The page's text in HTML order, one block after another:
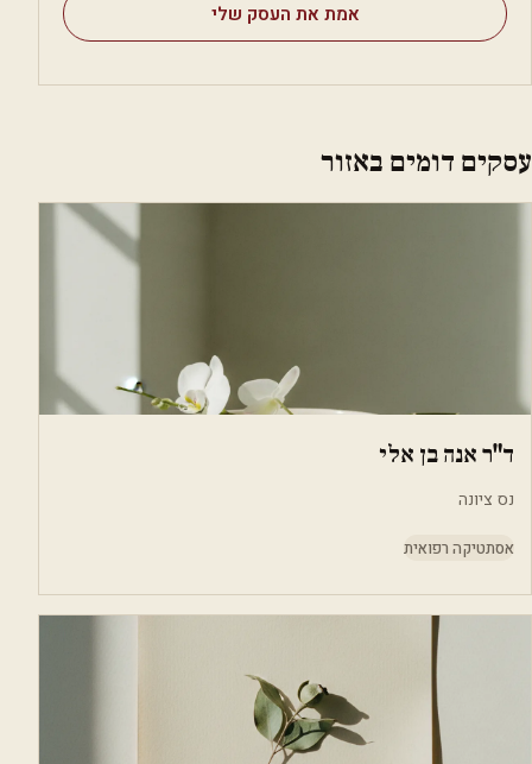
אמת את העסק שלי
עסקים דומים באזור
ד"ר אנה בן אלי
נס ציונה
אסתטיקה רפואית